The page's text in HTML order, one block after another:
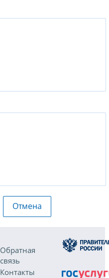
Отмена
Обратная
связь
Контакты